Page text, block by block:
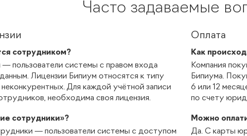
Часто задаваемые
сотрудником?
пользователи системы с правом входа
Лицензии Бипиум относятся к типу
Для каждой учётной записи
необходима своя лицензия.
сотрудники»?
— пользователи системы с доступом
Оплата
Как
Компания
Бипиума.
6 или 12
по счету
Можно
Да. С карты